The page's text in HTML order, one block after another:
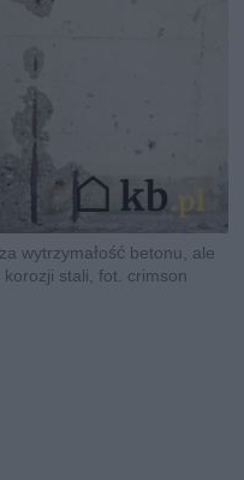
wytrzymałość betonu, ale
stali, fot. crimson